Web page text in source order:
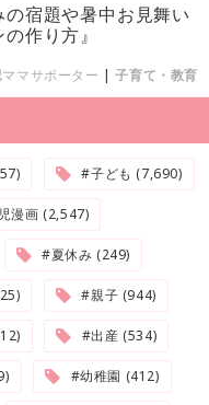
の宿題や暑中お見舞い
作り方』
マサポーター |子育て・教育
#子ども (7,690)
漫画 (2,547)
#夏休み (249)
#親子 (944)
#出産 (534)
#幼稚園 (412)